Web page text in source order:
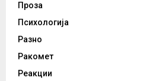
Проза
Психологија
Разно
Ракомет
Реакции